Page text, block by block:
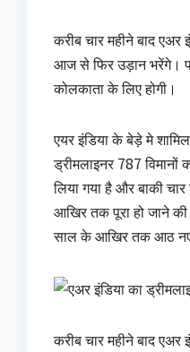
करीब चार महीने बाद एअर
आज से फिर उड़ान भरेंगे।
कोलकाता के लिए होगी।
एयर इंडिया के बेड़े मे
ड्रीमलाइनर 787
लिया गया है और बाकी
आखिर तक पूरा हो जाने
साल के आखिर तक आठ
करीब चार महीने बाद एअर